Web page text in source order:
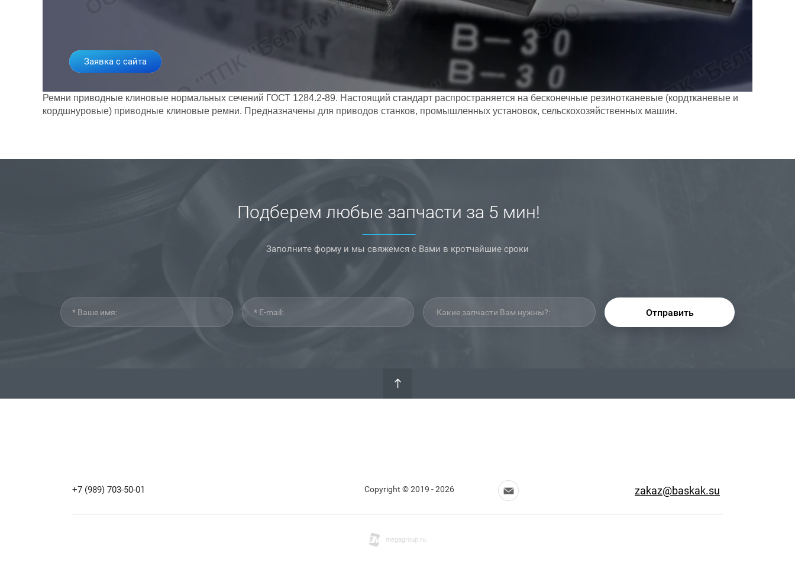
Заявка с сайта
Ремни приводные клиновые нормальных сечений ГОСТ 1284.2-89. Настоящий стандарт распространяется на бесконечные резинотканевые (кордтканевые и
кордшнуровые) приводные клиновые ремни. Предназначены для приводов станков, промышленных установок, сельскохозяйственных машин.
Подберем любые запчасти за 5 мин!
Заполните форму и мы свяжемся с Вами в кротчайшие сроки
Отправить
+7 (989) 703-50-01 Copyright © 2019 - 2026 zakaz@baskak.su